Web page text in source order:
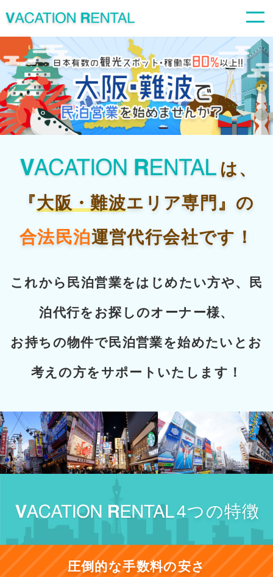
は、
『大阪・難波エリア専門』の
合法民泊運営代行会社です！
これから民泊営業をはじめたい方や、民
泊代行をお探しのオーナー様、
お持ちの物件で民泊営業を始めたいとお
考えの方をサポートいたします！
4つの特徴
圧倒的な手数料の安さ